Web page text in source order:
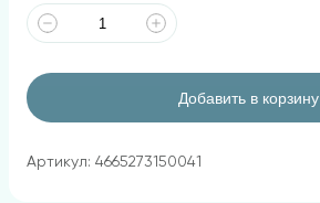
Добавить в корзину
Артикул: 4665273150041